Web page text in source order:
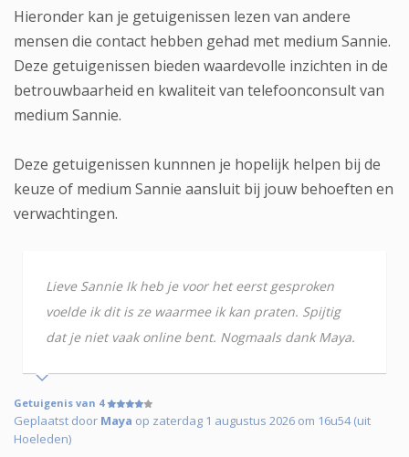
Hieronder kan je getuigenissen lezen van andere
mensen die contact hebben gehad met medium Sannie.
Deze getuigenissen bieden waardevolle inzichten in de
betrouwbaarheid en kwaliteit van telefoonconsult van
medium Sannie.
Deze getuigenissen kunnnen je hopelijk helpen bij de
keuze of medium Sannie aansluit bij jouw behoeften en
verwachtingen.
Lieve Sannie Ik heb je voor het eerst gesproken
voelde ik dit is ze waarmee ik kan praten. Spijtig
dat je niet vaak online bent. Nogmaals dank Maya.
Getuigenis van 4
Geplaatst door Maya op zaterdag 1 augustus 2026 om 16u54 (uit
Hoeleden)